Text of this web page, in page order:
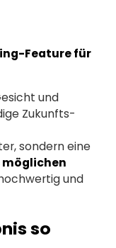
Feature für
und
Zukunfts-
sondern eine
und
so